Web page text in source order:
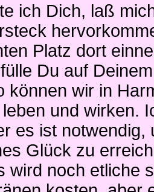
ich Dich, laß
Platz dort
Du auf
können wir in
und wirken.
es ist notwendig,
Glück zu
wird noch etliche